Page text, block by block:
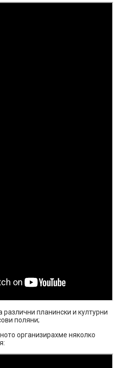
различни планински и културни
поляни;
организирахме няколко